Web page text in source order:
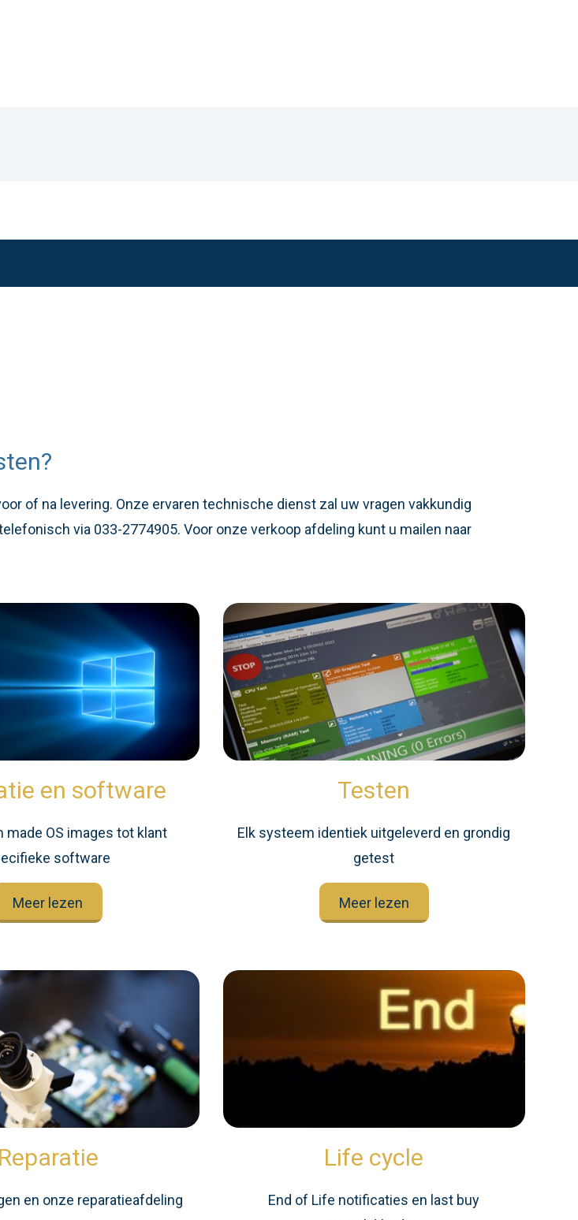
of na levering. Onze ervaren technische dienst zal uw vragen vakkundig
via 033-2774905. Voor onze verkoop afdeling kunt u mailen naar
en software
made OS images tot klant
software
Meer lezen
Testen
Elk systeem identiek uitgeleverd en grondig
getest
Meer lezen
Reparatie
en onze reparatieafdeling
Life cycle
End of Life notificaties en last buy